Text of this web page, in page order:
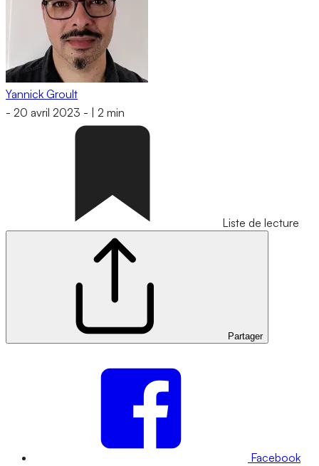
Yannick Groult
- 20 avril 2023 - 2 min
Liste de lecture
Partager
Facebook